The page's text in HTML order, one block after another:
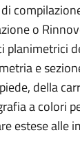
o
planimetrici
e
della
a colori
estese alle